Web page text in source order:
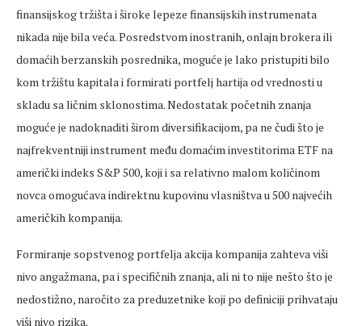
finansijskog tržišta i široke lepeze finansijskih instrumenata
nikada nije bila veća. Posredstvom inostranih, onlajn brokera ili
domaćih berzanskih posrednika, moguće je lako pristupiti bilo
kom tržištu kapitala i formirati portfelj hartija od vrednosti u
skladu sa ličnim sklonostima. Nedostatak početnih znanja
moguće je nadoknaditi širom diversifikacijom, pa ne čudi što je
najfrekventniji instrument među domaćim investitorima ETF na
američki indeks S&P 500, koji i sa relativno malom količinom
novca omogućava indirektnu kupovinu vlasništva u 500 najvećih
američkih kompanija.
Formiranje sopstvenog portfelja akcija kompanija zahteva viši
nivo angažmana, pa i specifičnih znanja, ali ni to nije nešto što je
nedostižno, naročito za preduzetnike koji po definiciji prihvataju
viši nivo rizika.